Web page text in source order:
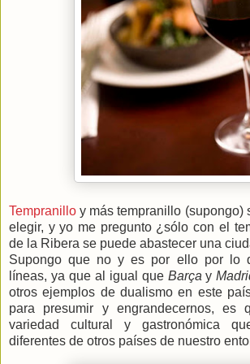
Tempranillo y más tempranillo (supongo)
elegir, y yo me pregunto ¿sólo con el
de la Ribera se puede abastecer una
Supongo que no y es por ello por lo
líneas, ya que al igual que Barça y
otros ejemplos de dualismo en este
para presumir y engrandecernos, es
variedad cultural y gastronómica
diferentes de otros países de nuestro